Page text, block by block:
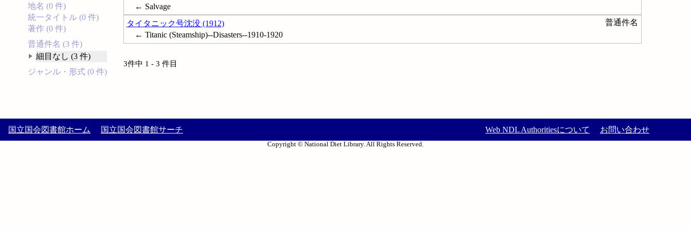
地名 (0 件)
統一タイトル (0 件)
著作 (0 件)
普通件名 (3 件)
細目なし (3 件)
ジャンル・形式 (0 件)
← Salvage
タイタニック号沈没 (1912)
普通件名
← Titanic (Steamship)--Disasters--1910-1920
3件中 1 - 3 件目
国立国会図書館ホーム 国立国会図書館サーチ Web NDL Authoritiesについて お問い合わせ
Copyright © National Diet Library. All Rights Reserved.